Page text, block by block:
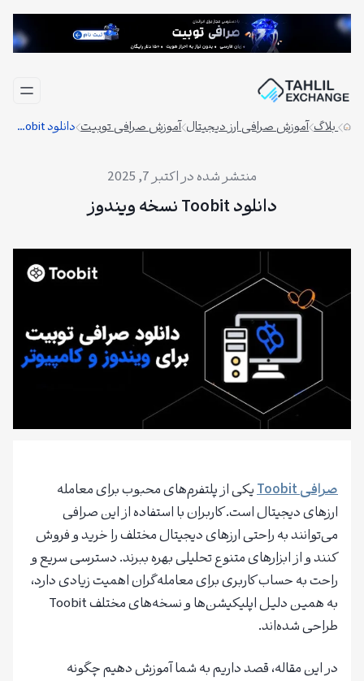
رفتن
بلاگ آموزش صرافی ارز دیجیتال آموزش صرافی توبیت دانلود Toobit نسخه ویندوز
اکتبر 7, 2025
دانلود Toobit نسخه ویندوز
صرافی Toobit
یکی از پلتفرم‌های محبوب برای معامله
ارزهای دیجیتال است. کاربران با استفاده از این صرافی
می‌توانند به راحتی ارزهای دیجیتال مختلف را خرید و فروش
کنند و از ابزارهای متنوع تحلیلی بهره ببرند. دسترسی سریع و
راحت به حساب کاربری برای معامله‌گران اهمیت زیادی دارد،
به همین دلیل اپلیکیشن‌ها و نسخه‌های مختلف Toobit
طراحی شده‌اند.
در این مقاله، قصد داریم به شما آموزش دهیم چگونه